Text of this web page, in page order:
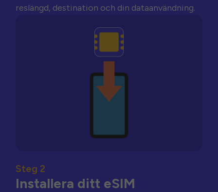
reslängd, destination och din dataanvändning.
Steg 2
Installera ditt eSIM